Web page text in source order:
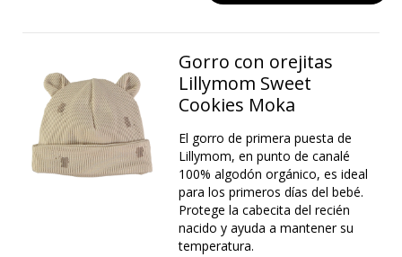
Gorro con orejitas
Lillymom Sweet
Cookies Moka
El gorro de primera puesta de
Lillymom, en punto de canalé
100% algodón orgánico, es ideal
para los primeros días del bebé.
Protege la cabecita del recién
nacido y ayuda a mantener su
temperatura.